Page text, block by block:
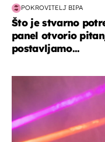
POKROVITELJ BIPA
Što je stvarno
panel otvorio
postavljamo...